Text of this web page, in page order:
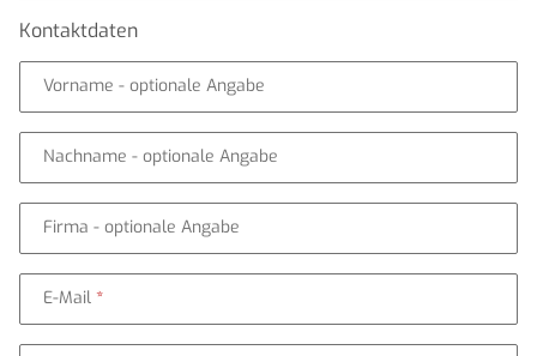
Kontaktdaten
Vorname - optionale Angabe
Nachname - optionale Angabe
Firma - optionale Angabe
E-Mail